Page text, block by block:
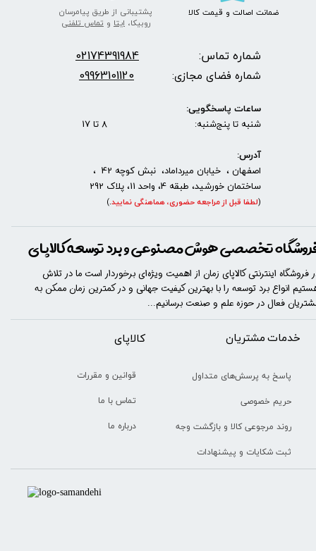
پشتیبانی از طریق پیامرسان
روبیکا، ایتا و تماس تلفنی
ضمانت اصالت و قیمت​​​​​​​ کالا ​​​​​​​
خدمات مشتریان
پاسخ به پرسش‌های متداول
حریم خصوصی
روند مرجوعی کالا و بازگشت وجه
ثبت شکایات و پیشنهادات
​​کالاپای
قوانین و مقررات
تماس با ما
درباره ما
تخصصی هوش مصنوعی و برد توسعه کالاپای
فروشگاه اینترنتی کالاپای زمان از اهمیت ویژه‌ای برخوردار است ما در تلاش
انواع برد توسعه را با​​​ بهترین کیفیت جهانی و در کمترین زمان ممکن به
فعال در حوزه علم و صنعت برسانیم...
شماره تماس: 02174391984
شماره فضای مجازی: 09963101120
ساعات پاسخگویی:
شنبه تا پنج‌شنبه: 8 تا 17
آدرس:
اصفهان ، خیابان میرداماد، نبش کوچه 42 ،
ساختمان خورشید، طبقه 4، واحد 11، پلاک 292
(لطفا قبل از مراجعه حضوری، هماهنگی نمایید.
)